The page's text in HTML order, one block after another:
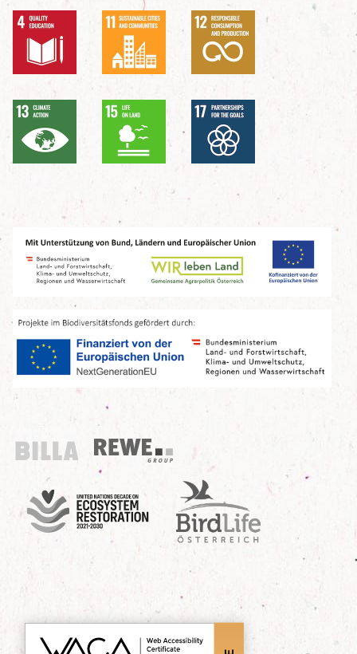
Billa
REWE Group
UN Decade
Birdlife